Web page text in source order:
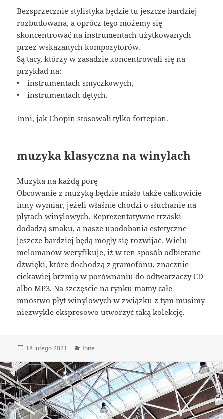
Bezsprzecznie stylistyka będzie tu jeszcze bardziej
rozbudowana, a oprócz tego możemy się
skoncentrować na instrumentach użytkowanych
przez wskazanych kompozytorów.
Są tacy, którzy w zasadzie koncentrowali się na
przykład na:
• instrumentach smyczkowych,
• instrumentach dętych.
Inni, jak Chopin stosowali tylko fortepian.
muzyka klasyczna na winylach
Muzyka na każdą porę
Obcowanie z muzyką będzie miało także całkowicie
inny wymiar, jeżeli właśnie chodzi o słuchanie na
płytach winylowych. Reprezentatywne trzaski
dodadzą smaku, a nasze upodobania estetyczne
jeszcze bardziej będą mogły się rozwijać. Wielu
melomanów weryfikuje, iż w ten sposób odbierane
dźwięki, które dochodzą z gramofonu, znacznie
ciekawiej brzmią w porównaniu do odtwarzaczy CD
albo MP3. Na szczęście na rynku mamy całe
mnóstwo płyt winylowych w związku z tym musimy
niezwykle ekspresowo utworzyć taką kolekcję.
Data
18 lutego 2021 Kategorie
Inne